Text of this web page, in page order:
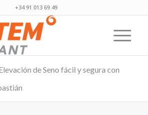
+34 91 013 69 49
de Seno fácil y segura con